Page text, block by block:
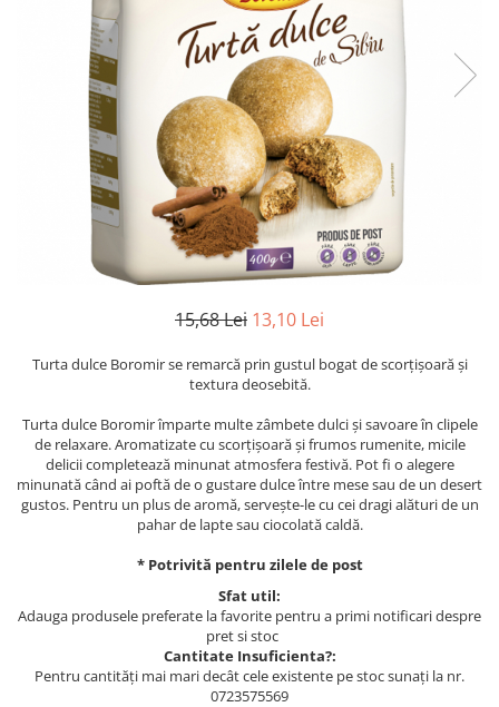
15,68 Lei 13,10 Lei
Turta dulce Boromir se remarcă prin gustul bogat de scorțișoară și
textura deosebită.
Turta dulce Boromir împarte multe zâmbete dulci și savoare în clipele
de relaxare. Aromatizate cu scorțișoară și frumos rumenite, micile
delicii completează minunat atmosfera festivă. Pot fi o alegere
minunată când ai poftă de o gustare dulce între mese sau de un desert
gustos. Pentru un plus de aromă, servește-le cu cei dragi alături de un
pahar de lapte sau ciocolată caldă.
* Potrivită pentru zilele de post
Sfat util:
Adauga produsele preferate la favorite pentru a primi notificari despre
pret si stoc
Cantitate Insuficienta?:
Pentru cantități mai mari decât cele existente pe stoc sunați la nr.
0723575569